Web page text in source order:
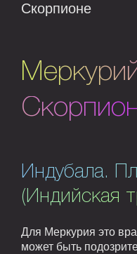
Скорпионе
Индубала.
(Индийская
Для Меркурия это
может быть